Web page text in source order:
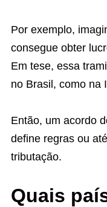
Por exemplo,
consegue obter
Em tese, essa
no Brasil, como na
Então, um acordo
define regras ou
tributação.
Quais